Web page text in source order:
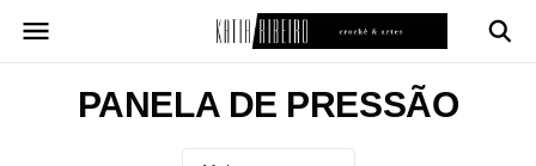
para
PANELA DE PRESSÃO